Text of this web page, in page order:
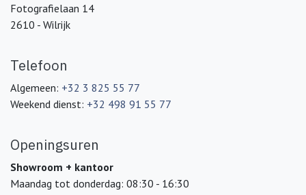
Fotografielaan 14
2610 - Wilrijk
Telefoon
Algemeen: +32 3 825 55 77
Weekend dienst: +32 498 91 55 77
Openingsuren
Showroom + kantoor
Maandag tot donderdag: 08:30 - 16:30